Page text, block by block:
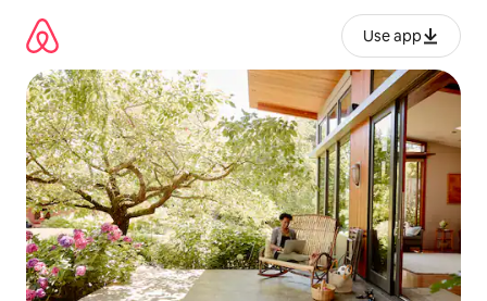
contenido
Use app